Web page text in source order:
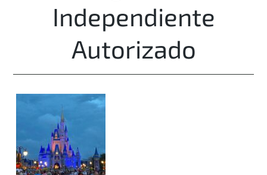
Independiente
Autorizado